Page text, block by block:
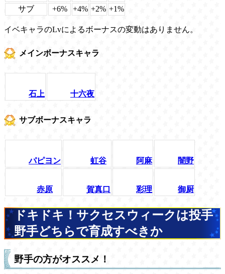
サブ
+6% +4% +2% +1%
イベキャラのLvによるボーナスの変動はありません。
メインボーナスキャラ
石上 十六夜
サブボーナスキャラ
パピヨン 虹谷 阿麻 闇野
赤原 賀真口 彩理 御厨
ドキドキ！サクセスウィークは投手
野手どちらで育成すべきか
野手の方がオススメ！